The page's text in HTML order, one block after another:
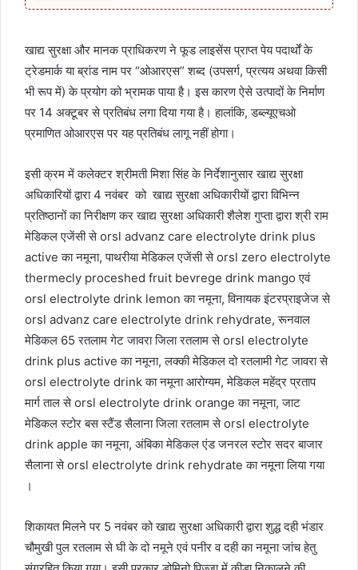
खाद्य सुरक्षा और मानक प्राधिकरण ने फूड लाइसेंस प्राप्त पेय पदार्थों के
ट्रेडमार्क या ब्रांड नाम पर “ओआरएस” शब्द (उपसर्ग, प्रत्यय अथवा किसी
भी रूप में) के प्रयोग को भ्रामक पाया है। इस कारण ऐसे उत्पादों के निर्माण
पर 14 अक्टूबर से प्रतिबंध लगा दिया गया है। हालांकि, डब्ल्यूएचओ
प्रमाणित ओआरएस पर यह प्रतिबंध लागू नहीं होगा।
इसी क्रम में कलेक्टर श्रीमती मिशा सिंह के निर्देशानुसार खाद्य सुरक्षा
अधिकारियों द्वारा 4 नवंबर को खाद्य सुरक्षा अधिकारीयों द्वारा विभिन्न
प्रतिष्ठानों का निरीक्षण कर खाद्य सुरक्षा अधिकारी शैलेश गुप्ता द्वारा श्री राम
मेडिकल एजेंसी से orsl advanz care electrolyte drink plus
active का नमूना, पाथरीया मेडिकल एजेंसी से orsl zero electrolyte
thermecly proceshed fruit bevrege drink mango एवं
orsl electrolyte drink lemon का नमूना, विनायक इंटरप्राइजेज से
orsl advanz care electrolyte drink rehydrate, रूनवाल
मेडिकल 65 रतलाम गेट जावरा जिला रतलाम से orsl electrolyte
drink plus active का नमूना, लक्की मेडिकल दो रतलामी गेट जावरा से
orsl electrolyte drink का नमूना आरोग्यम, मेडिकल महेंद्र प्रताप
मार्ग ताल से orsl electrolyte drink orange का नमूना, जाट
मेडिकल स्टोर बस स्टैंड सैलाना जिला रतलाम से orsl electrolyte
drink apple का नमूना, अंबिका मेडिकल एंड जनरल स्टोर सदर बाजार
सैलाना से orsl electrolyte drink rehydrate का नमूना लिया गया
।
शिकायत मिलने पर 5 नवंबर को खाद्य सुरक्षा अधिकारी द्वारा शुद्ध दही भंडार
चौमुखी पुल रतलाम से घी के दो नमूने एवं पनीर व दही का नमूना जांच हेतु